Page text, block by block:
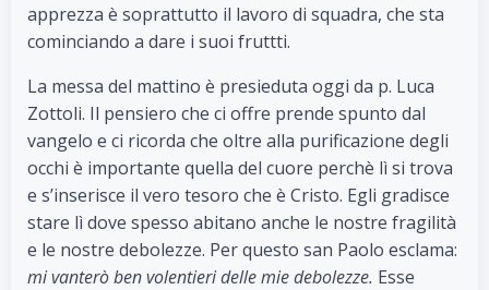
apprezza è soprattutto il lavoro di squadra, che sta
cominciando a dare i suoi fruttti.
La messa del mattino è presieduta oggi da p. Luca
Zottoli. Il pensiero che ci offre prende spunto dal
vangelo e ci ricorda che oltre alla purificazione degli
occhi è importante quella del cuore perchè lì si trova
e s’inserisce il vero tesoro che è Cristo. Egli gradisce
stare lì dove spesso abitano anche le nostre fragilità
e le nostre debolezze. Per questo san Paolo esclama:
mi vanterò ben volentieri delle mie debolezze. Esse